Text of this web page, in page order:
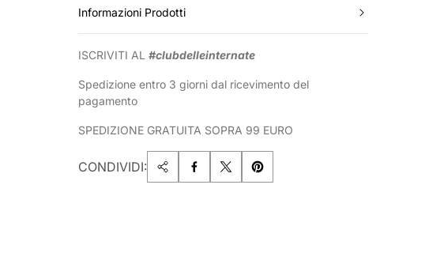
Informazioni Prodotti
ISCRIVITI AL#clubdelleinternate
Spedizione entro 3 giorni dal ricevimento del
pagamento
SPEDIZIONE GRATUITA SOPRA 99 EURO
CONDIVIDI: